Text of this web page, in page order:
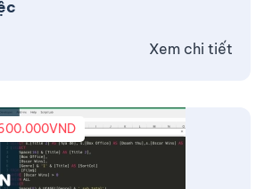
Xem chi tiết
VND